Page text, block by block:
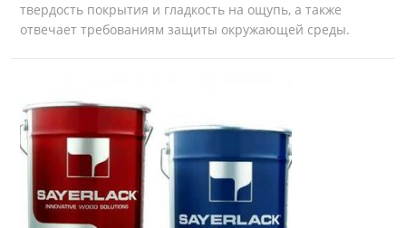
твердость покрытия и гладкость на ощупь, а также
отвечает требованиям защиты окружающей среды.